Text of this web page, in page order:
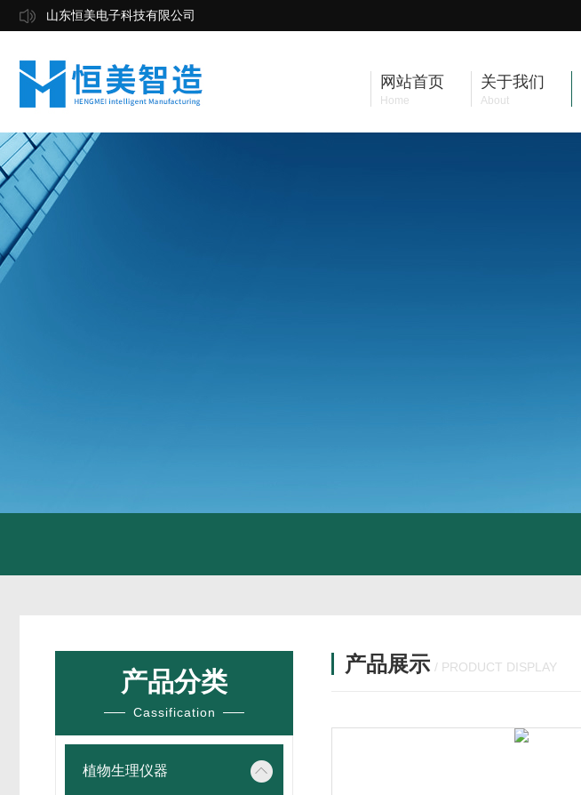
山东恒美电子科技有限公司
网站首页
Home
关于我们
About
产品分类
Cassification
植物生理仪器
产品展示 / PRODUCT DISPLAY